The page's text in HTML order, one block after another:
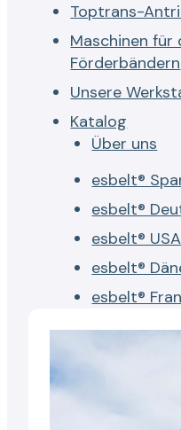
Toptrans-
Maschinen für
Förderbändern
Unsere
Katalog
Über uns
esbelt®
esbelt®
esbelt® USA
esbelt®
esbelt®